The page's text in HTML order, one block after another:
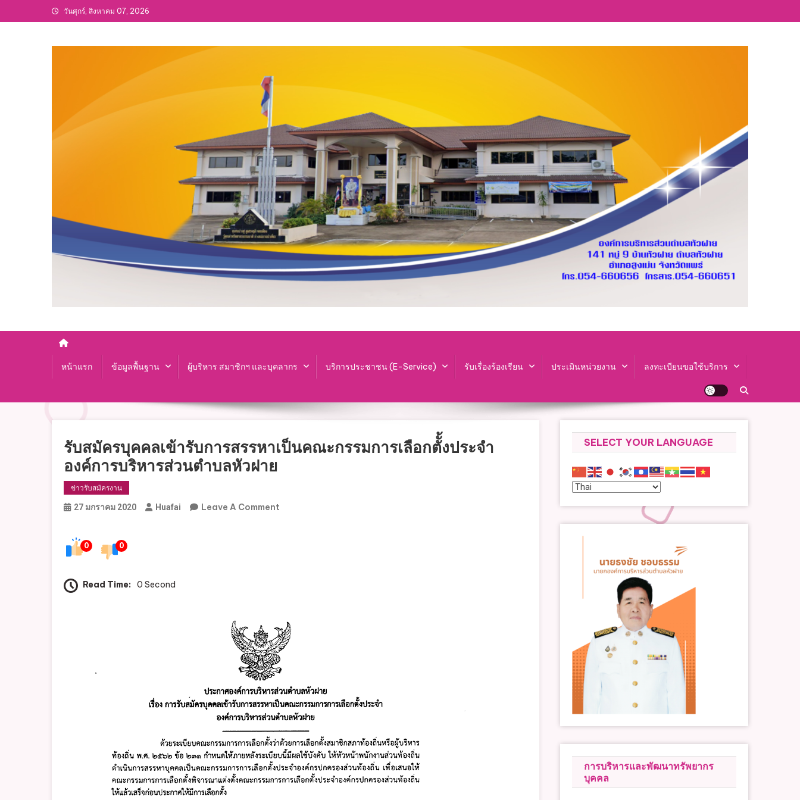
to
วันศุกร์, สิงหาคม 07, 2026
หน้าแรก ข้อมูลพื้นฐาน ผู้บริหาร สมาชิกฯ และบุคลากร บริการประชาชน (E-Service) รับเรื่องร้องเรียน ประเมินหน่วยงาน ลงทะเบียนขอใช้บริการ
รับสมัครบุคคลเข้ารับการสรรหาเป็นคณะกรรมการเลือกตัั้งประจำ
องค์การบริหารส่วนตำบลหัวฝาย
ข่าวรับสมัครงาน
27 มกราคม 2020 Huafai Leave A Comment
เป็น
คณะ
กรรม
การ
เลือก
ตัั้ง
ประจำ
องค์การ
บริหาร
ส่วน
ตำบล
0 0
Read Time: 0 Second
SELECT YOUR LANGUAGE
การบริหารและพัฒนาทรัพยากร
บุคคล